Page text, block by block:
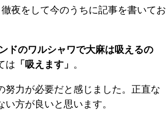
夜をして今のうちに記事を書いてお
ンドのワルシャワで大麻は吸えるの
は 「吸えます」 。
努力が必要だと感じました。正直な
方が良いと思います。